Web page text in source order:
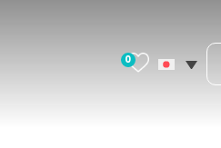
0